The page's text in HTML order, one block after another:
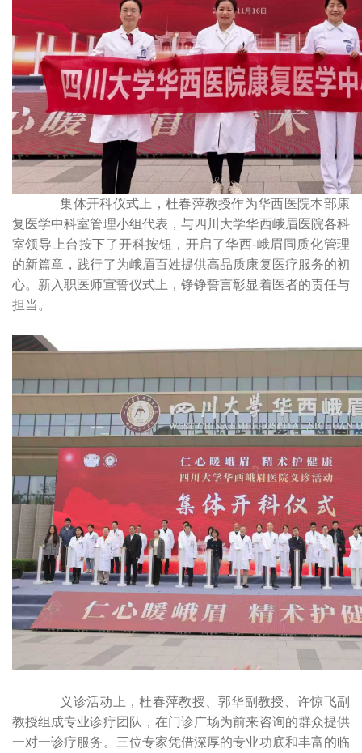
集体开科仪式上，杜春萍教授作为华西医院本部康
复医学中科室管理小组代表，与四川大学华西峨眉医院各科
室领导上台按下了开科按钮，开启了华西-峨眉同质化管理
的新篇章，践行了为峨眉百姓提供高品质康复医疗服务的初
心。新入职医师宣誓仪式上，铮铮誓言彰显着医者的责任与
担当。
义诊活动上，杜春萍教授、郭华副教授、许惊飞副
教授组成专业诊疗团队，在门诊广场为前来咨询的群众提供
一对一诊疗服务。三位专家凭借深厚的专业功底和丰富的临